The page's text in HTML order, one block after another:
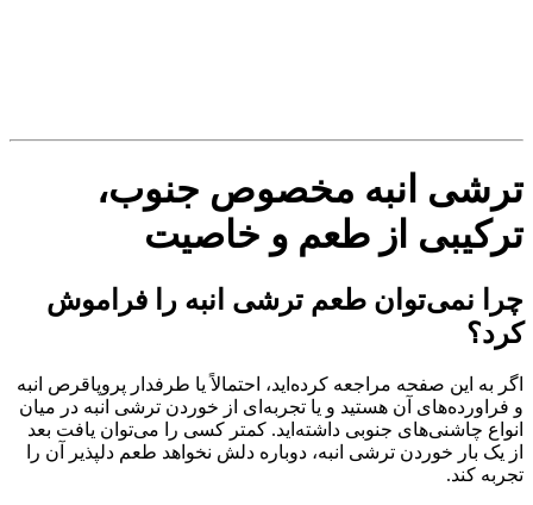
ترشی انبه مخصوص جنوب،
ترکیبی از طعم و خاصیت
چرا نمی‌توان طعم ترشی انبه را فراموش
کرد؟
اگر به این صفحه مراجعه کرده‌اید، احتمالاً یا طرفدار پروپاقرص انبه
و فراورده‌های آن هستید و یا تجربه‌ای از خوردن ترشی انبه در میان
انواع چاشنی‌های جنوبی داشته‌اید. کمتر کسی را می‌توان یافت بعد
از یک بار خوردن ترشی انبه، دوباره دلش نخواهد طعم دلپذیر آن را
تجربه کند.